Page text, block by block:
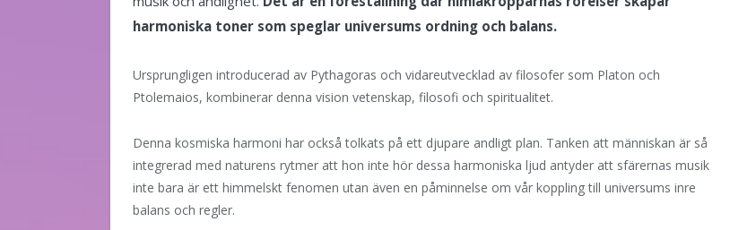
harmoniska toner som speglar universums ordning och balans.
Ursprungligen introducerad av Pythagoras och vidareutvecklad av filosofer som Platon och
Ptolemaios, kombinerar denna vision vetenskap, filosofi och spiritualitet.
Denna kosmiska harmoni har också tolkats på ett djupare andligt plan. Tanken att människan är så
integrerad med naturens rytmer att hon inte hör dessa harmoniska ljud antyder att sfärernas musik
inte bara är ett himmelskt fenomen utan även en påminnelse om vår koppling till universums inre
balans och regler.